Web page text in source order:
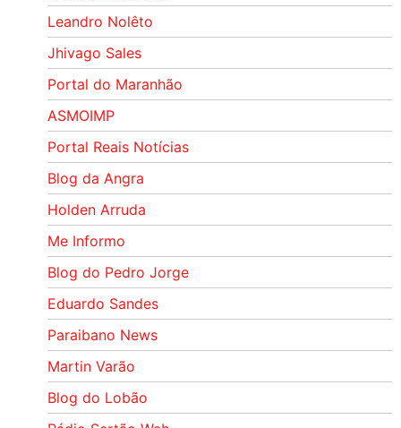
Leandro Nolêto
Jhivago Sales
Portal do Maranhão
ASMOIMP
Portal Reais Notí­cias
Blog da Angra
Holden Arruda
Me Informo
Blog do Pedro Jorge
Eduardo Sandes
Paraibano News
Martin Varão
Blog do Lobão